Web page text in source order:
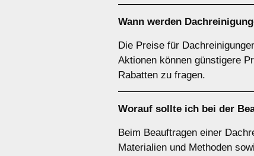
Wann werden
Die Preise für
Aktionen können günstigere
Rabatten zu fragen.
Worauf sollte ich bei der
Beim Beauftragen einer
Materialien und Methoden